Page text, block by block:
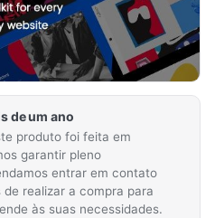
de um ano
produto foi feita em
garantir pleno
entrar em contato
realizar a compra para
às suas necessidades.